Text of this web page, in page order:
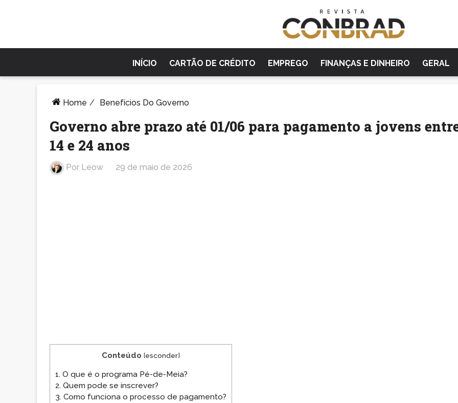
INÍCIO CARTÃO DE CRÉDITO EMPREGO FINANÇAS E DINHEIRO GERAL
Home / Benefícios Do Governo
Governo abre prazo até 01/06 para pagamento a jovens
14 e 24 anos
Por Leow 29 de maio de 2026
Conteúdo [esconder]
1. O que é o programa Pé-de-Meia?
2. Quem pode se inscrever?
3. Como funciona o processo de pagamento?